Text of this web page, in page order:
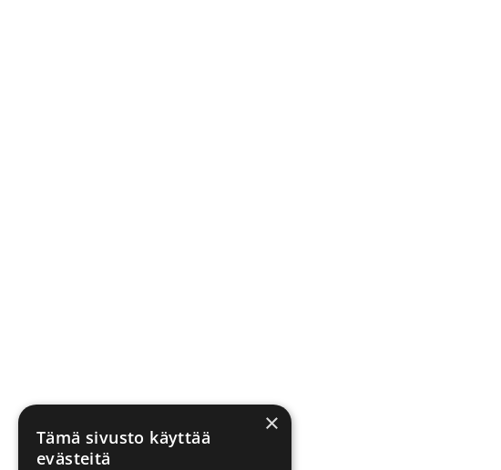
×
Tämä sivusto käyttää
evästeitä